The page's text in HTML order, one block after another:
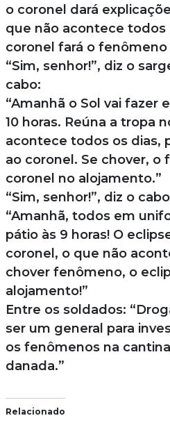
o coronel dará
que não acontece todos
coronel fará o
“Sim, senhor!”, diz o
cabo:
“Amanhã o Sol vai fazer
10 horas. Reúna a tropa
acontece todos os dias,
ao coronel. Se chover, o
coronel no alojamento.”
“Sim, senhor!”, diz o
“Amanhã, todos em
pátio às 9 horas! O
coronel, o que não
chover fenômeno, o
alojamento!”
Entre os soldados:
ser um general para
os fenômenos na
danada.”
Relacionado